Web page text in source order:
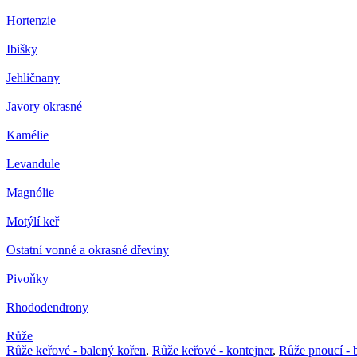
Hortenzie
Ibišky
Jehličnany
Javory okrasné
Kamélie
Levandule
Magnólie
Motýlí keř
Ostatní vonné a okrasné dřeviny
Pivoňky
Rhododendrony
Růže
Růže keřové - balený kořen, Růže keřové - kontejner, Růže pnoucí -